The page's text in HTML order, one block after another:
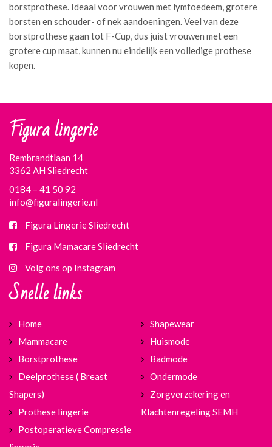
borstprothese. Ideaal voor vrouwen met lymfoedeem, grotere
borsten en schouder- of nek aandoeningen. Veel van deze
borstprothese gaan tot F-Cup, dus juist vrouwen met een
grotere cup maat, kunnen nu eindelijk een volledige prothese
kopen.
Figura lingerie
Rembrandtlaan 14
3362 AH Sliedrecht
0184 – 41 50 92
info@figuralingerie.nl
Figura Lingerie Sliedrecht
Figura Mamacare Sliedrecht
Volg ons op Instagram
Snelle links
Home
Mammacare
Borstprothese
Deelprothese ( Breast
Shapers)
Prothese lingerie
Postoperatieve Compressie
Shapewear
Huismode
Badmode
Ondermode
Zorgverzekering en
Klachtenregeling SEMH